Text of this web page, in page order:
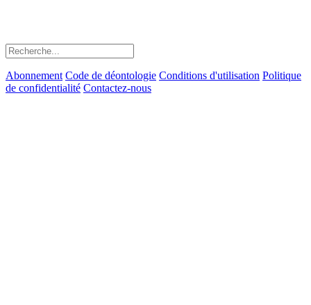
Abonnement Code de déontologie Conditions d'utilisation Politique
de confidentialité Contactez-nous